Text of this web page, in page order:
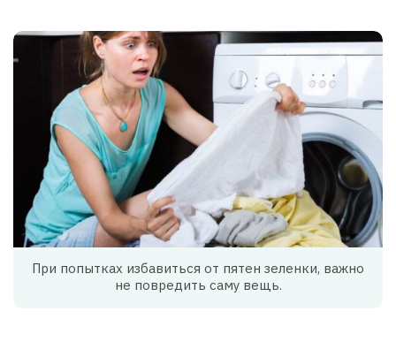
При попытках избавиться от пятен зеленки, важно
не повредить саму вещь.